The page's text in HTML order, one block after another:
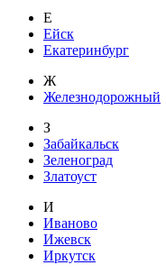
Е
Ейск
Екатеринбург
Ж
Железнодорожный
З
Забайкальск
Зеленоград
Златоуст
И
Иваново
Ижевск
Иркутск